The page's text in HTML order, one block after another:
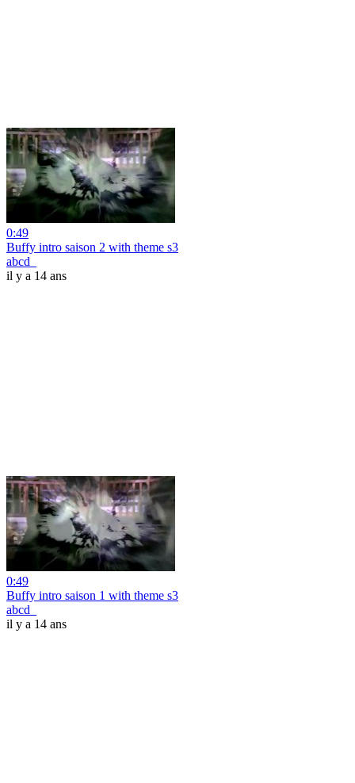
0:49
Buffy intro saison 2 with theme s3
abcd_
il y a 14 ans
0:49
Buffy intro saison 1 with theme s3
abcd_
il y a 14 ans